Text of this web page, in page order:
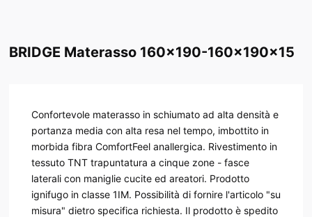
BRIDGE Materasso 160x190-160x190x15
Confortevole materasso in schiumato ad alta densità e
portanza media con alta resa nel tempo, imbottito in
morbida fibra ComfortFeel anallergica. Rivestimento in
tessuto TNT trapuntatura a cinque zone - fasce
laterali con maniglie cucite ed areatori. Prodotto
ignifugo in classe 1IM. Possibilità di fornire l'articolo "su
misura" dietro specifica richiesta. Il prodotto è spedito